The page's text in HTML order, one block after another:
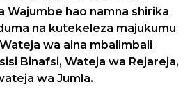
Wajumbe hao namna shirika
na kutekeleza majukumu
wa aina mbalimbali
Binafsi, Wateja wa Rejareja,
wa Jumla.